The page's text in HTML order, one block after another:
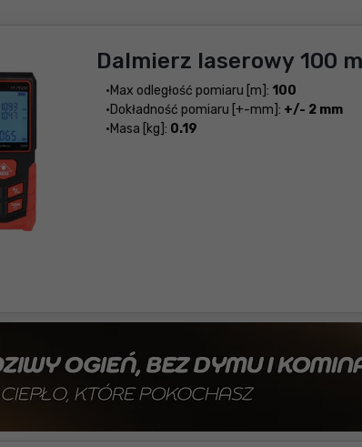
Dalmierz laserowy 100
Max odległość pomiaru [m]: 100
Dokładność pomiaru [+-mm]: +/- 2 mm
Masa [kg]: 0.19